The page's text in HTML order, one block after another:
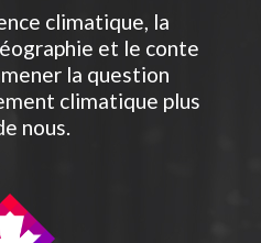
climatique, la
et le conte
la question
climatique plus
nous.